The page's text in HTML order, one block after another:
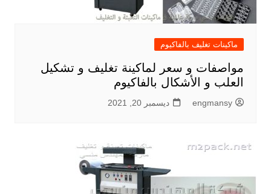
ماكينات تغليف بالفاكيوم
مواصفات و سعر لماكينة تغليف و تشكيل
العلب و الأشكال بالفاكيوم
engmansy ديسمبر 20, 2021